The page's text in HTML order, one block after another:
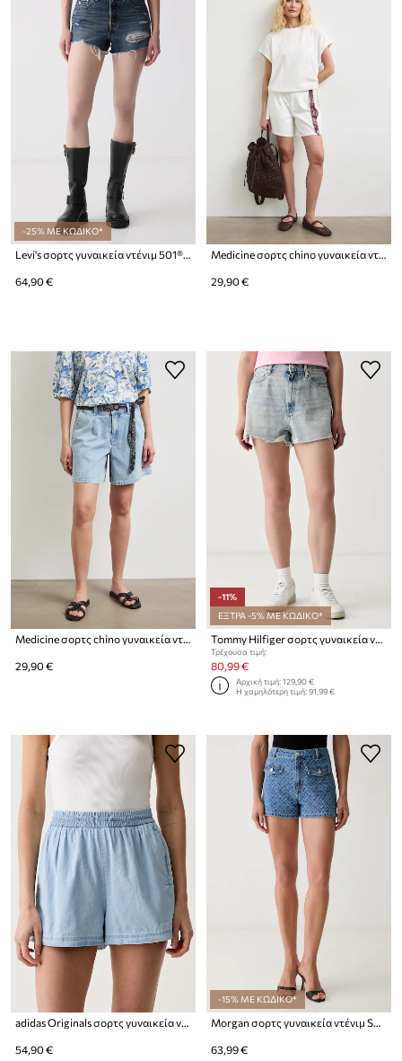
-25% ΜΕ ΚΩΔΙΚΟ*
Levi's σορτς γυναικεία ντένιμ 501® ORIGINAL
64,90 €
Medicine σορτς chino γυναικεία ντένιμ
29,90 €
29,90 €
-11%
ΕΞΤΡΑ -5% ΜΕ ΚΩΔΙΚΟ*
Τρέχουσα τιμή:
80,99 €
Αρχική τιμή:129,90 €
Η χαμηλότερη τιμή:91,99 €
adidas Originals σορτς γυναικεία ντένιμ
54,90 €
-15% ΜΕ ΚΩΔΙΚΟ*
Morgan σορτς γυναικεία ντένιμ SHOCHAM
63,99 €